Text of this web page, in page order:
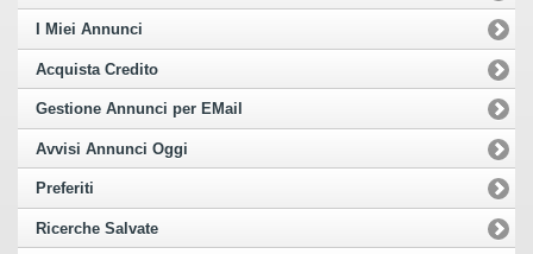
I Miei Annunci
Acquista Credito
Gestione Annunci per EMail
Avvisi Annunci Oggi
Preferiti
Ricerche Salvate